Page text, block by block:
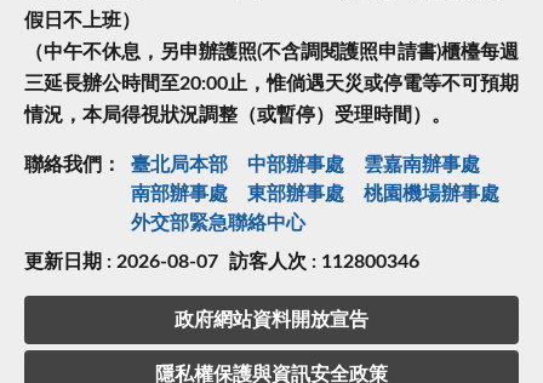
假日不上班）
（中午不休息，另申辦護照(不含調閱護照申請書)櫃檯每週
三延長辦公時間至20:00止，惟倘遇天災或停電等不可預期
情況，本局得視狀況調整（或暫停）受理時間）。
聯絡我們： 臺北局本部 中部辦事處
雲嘉南辦事處
南部辦事處
東部辦事處
桃園機場辦事處
外交部緊急聯絡中⼼
更新日期 : 2026-08-07 訪客人次 : 112800346
政府網站資料開放宣告
隱私權保護與資訊安全政策